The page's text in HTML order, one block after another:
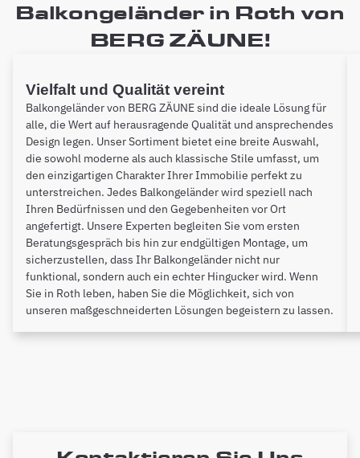
Balkongeländer in Roth von
BERG ZÄUNE!
Vielfalt und Qualität vereint
Balkongeländer von BERG ZÄUNE sind die ideale Lösung für
alle, die Wert auf herausragende Qualität und ansprechendes
Design legen. Unser Sortiment bietet eine breite Auswahl,
die sowohl moderne als auch klassische Stile umfasst, um
den einzigartigen Charakter Ihrer Immobilie perfekt zu
unterstreichen. Jedes Balkongeländer wird speziell nach
Ihren Bedürfnissen und den Gegebenheiten vor Ort
angefertigt. Unsere Experten begleiten Sie vom ersten
Beratungsgespräch bis hin zur endgültigen Montage, um
sicherzustellen, dass Ihr Balkongeländer nicht nur
funktional, sondern auch ein echter Hingucker wird. Wenn
Sie in Roth leben, haben Sie die Möglichkeit, sich von
unseren maßgeschneiderten Lösungen begeistern zu lassen.